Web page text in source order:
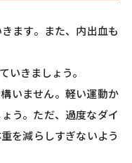
ます。また、内出血も
いきましょう。
いません。軽い運動か
う。ただ、過度なダイ
を減らしすぎないよう